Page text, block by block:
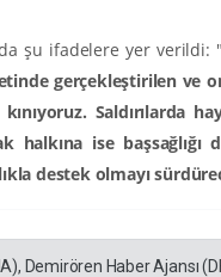
şu ifadelere yer verildi: "
gerçekleştirilen ve
Saldırılarda
ise başsağlığı
destek olmayı
Demirören Haber Ajansı